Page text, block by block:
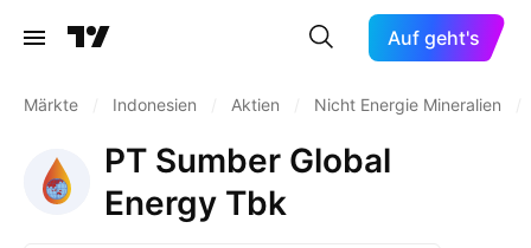
Auf geht's
Märkte Indonesien Aktien Nicht Energie Mineralien
PT Sumber Global
Energy Tbk